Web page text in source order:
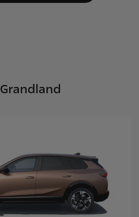
Grandland